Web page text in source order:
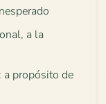
a la
a propósito de